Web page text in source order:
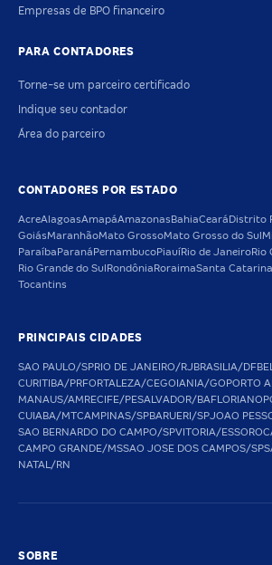
Empresas de BPO financeiro
PARA CONTADORES
Torne-se um parceiro certificado
Indique seu contador
Área do parceiro
CONTADORES POR ESTADO
AcreAlagoasAmapáAmazonas BahiaCeará Distrito
GoiásMaranhãoMato GrossoMato Grosso do Sul
Paraíba Paraná PernambucoPiauíRio de JaneiroRio
Rio Grande do Sul Rondônia RoraimaSanta Catarina
Tocantins
PRINCIPAIS CIDADES
SAO PAULO/SPRIO DE JANEIRO/RJBRASILIA/DF
CURITIBA/PRFORTALEZA/CEGOIANIA/GOPORTO
MANAUS/AMRECIFE/PESALVADOR/BA
CUIABA/MTCAMPINAS/SPBARUERI/SPJOAO
SAO BERNARDO DO CAMPO/SPVITORIA/ES
CAMPO GRANDE/MSSAO JOSE DOS CAMPOS/SP
NATAL/RN
SOBRE